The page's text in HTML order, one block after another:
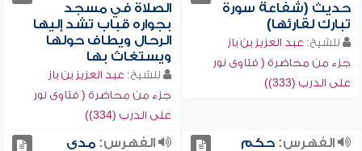
حديث (شفاعة سورة
تبارك لقارئها)
للشيخ: عبد العزيز بن باز
جزء من محاضرة ( فتاوى نور
على الدرب (333))
الصلاة في مسجد
بجواره قباب تشد إليها
الرحال ويطاف حولها
ويستغاث بها
للشيخ: عبد العزيز بن باز
جزء من محاضرة ( فتاوى نور
على الدرب (334))
الفهرس:حكم
الفهرس:مدى